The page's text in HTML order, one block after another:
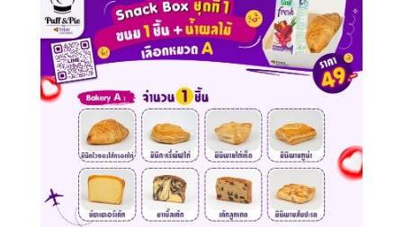
ชุดของว่างกล่อง Snack Box การบินไทย Set 1
ชุดของว่างกล่อง Snack Box การบินไทย ชุดที่ 1 เบ
เกอรี่ 1 ชิ้น A + น้ำผลไม้ 49 บาท